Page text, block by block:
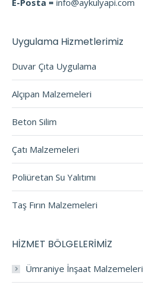
Uygulama Hizmetlerimiz
Duvar Çıta Uygulama
Alçıpan Malzemeleri
Beton Silim
Çatı Malzemeleri
Poliüretan Su Yalıtımı
Taş Fırın Malzemeleri
HİZMET BÖLGELERİMİZ
Ümraniye İnşaat Malzemeleri